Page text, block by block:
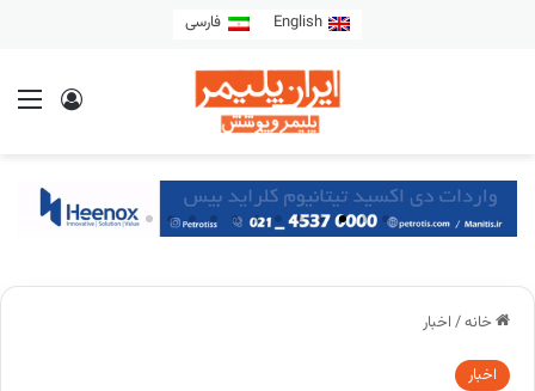
English فارسی
خانه/ اخبار
اخبار